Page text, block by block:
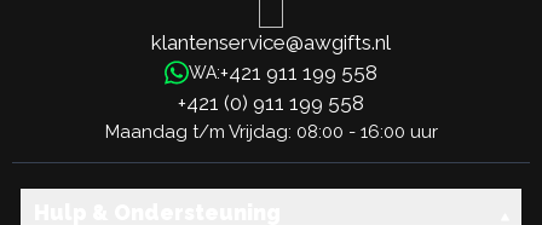
klantenservice@awgifts.nl
WA:+421 911 199 558
+421 (0) 911 199 558
Maandag t/m Vrijdag: 08:00 - 16:00 uur